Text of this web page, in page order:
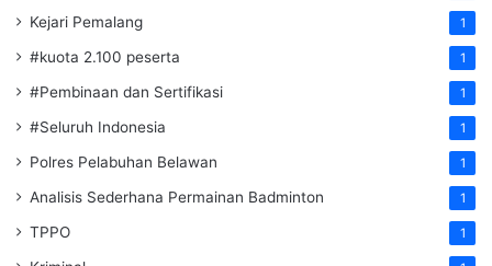
Kejari Pemalang 1
#kuota 2.100 peserta 1
#Pembinaan dan Sertifikasi 1
#Seluruh Indonesia 1
Polres Pelabuhan Belawan 1
Analisis Sederhana Permainan Badminton 1
TPPO 1